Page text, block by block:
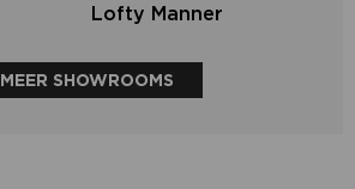
Lofty Manner
MEER SHOWROOMS